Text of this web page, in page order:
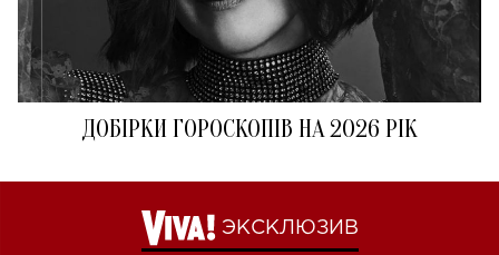
ДОБІРКИ ГОРОСКОПІВ НА 2026 РІК
ЭКСКЛЮЗИВ